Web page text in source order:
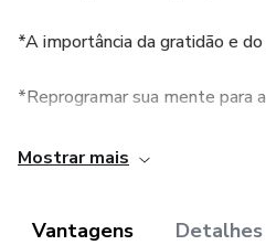
*A importância da gratidão e
*Reprogramar sua mente para
*A importância de eliminar
Mostrar mais
Vantagens Detalhes